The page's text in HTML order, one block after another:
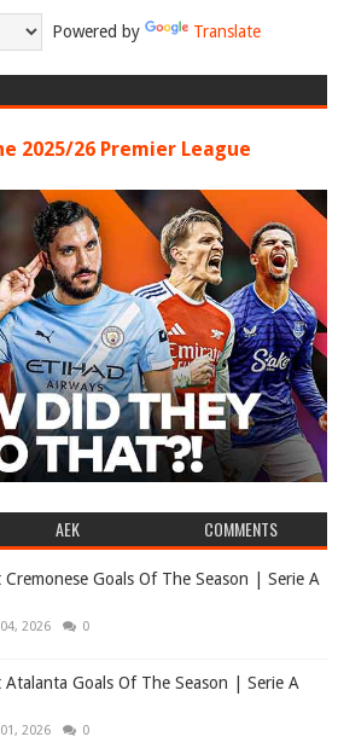
Powered by Translate
2025/26 Premier League
AEK COMMENTS
Cremonese Goals Of The Season | Serie A
2026 0
Atalanta Goals Of The Season | Serie A
2026 0